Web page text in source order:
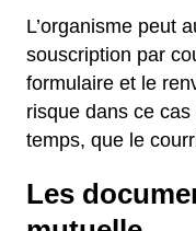
L’organisme peut
souscription par
formulaire et le
risque dans ce
temps, que le
Les